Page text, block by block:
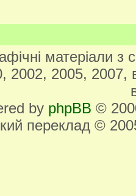
матеріали
2002, 2005, 2007,
by phpBB ©
переклад ©